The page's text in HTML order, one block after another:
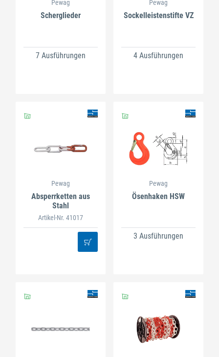
Pewag
Scherglieder
7 Ausführungen
Pewag
Sockelleistenstifte VZ
4 Ausführungen
Pewag
Absperrketten aus
Stahl
Artikel-Nr. 41017
Pewag
Ösenhaken HSW
3 Ausführungen